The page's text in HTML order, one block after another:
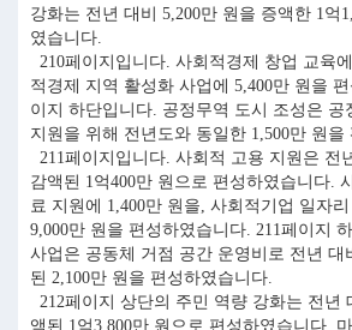
강화는 전년 대비 5,200만 원을 증액한 1억
였습니다.
210페이지입니다. 사회적경제 창업 교육
적경제 지역 활성화 사업에 5,400만 원을 편
이지 하단입니다. 공정무역 도시 조성은 공
지원을 위해 전년도와 동일한 1,500만 원을
211페이지입니다. 사회적 고용 지원은 전
감액된 1억400만 원으로 편성하였습니다.
료 지원에 1,400만 원을, 사회적기업 일자
9,000만 원을 편성하였습니다. 211페이지
사업은 공동체 거점 공간 운영비로 전년 대
된 2,100만 원을 편성하였습니다.
212페이지 상단의 주민 역량 강화는 전년
액된 1억3,800만 원으로 편성하였습니다.